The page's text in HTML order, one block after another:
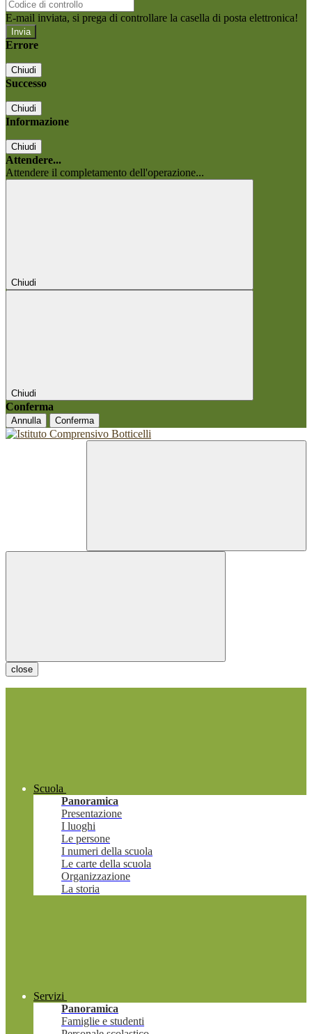
E-mail inviata, si prega di controllare la casella di posta elettronica!
Errore
Chiudi
Successo
Chiudi
Informazione
Chiudi
Attendere...
Attendere il completamento dell'operazione...
Chiudi
Chiudi
Conferma
Annulla Conferma
close
Scuola
Panoramica
Presentazione
I luoghi
Le persone
I numeri della scuola
Le carte della scuola
Organizzazione
La storia
Servizi
Panoramica
Famiglie e studenti